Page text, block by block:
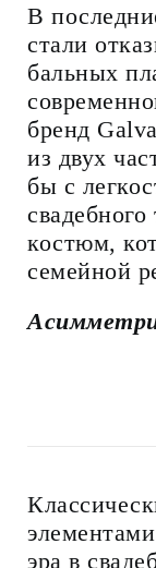
В
стали
бальных
бренд
из двух
бы с
костюм,
семейной
эра в